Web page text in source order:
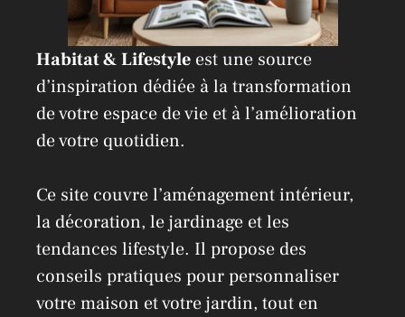
Habitat & Lifestyle est une source
d’inspiration dédiée à la transformation
de votre espace de vie et à l’amélioration
de votre quotidien.
Ce site couvre l’aménagement intérieur,
la décoration, le jardinage et les
tendances lifestyle. Il propose des
conseils pratiques pour personnaliser
votre maison et votre jardin, tout en